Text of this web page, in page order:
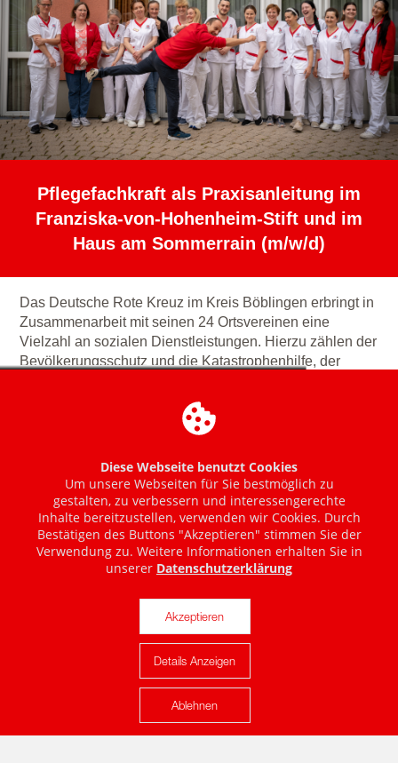
Karte anzeigen
Diese Webseite benutzt Cookies
Um unsere Webseiten für Sie bestmöglich zu
gestalten, zu verbessern und interessengerechte
Inhalte bereitzustellen, verwenden wir Cookies. Durch
Bestätigen des Buttons "Akzeptieren" stimmen Sie der
Verwendung zu. Weitere Informationen erhalten Sie in
unserer Datenschutzerklärung
Akzeptieren
Details Anzeigen
Ablehnen